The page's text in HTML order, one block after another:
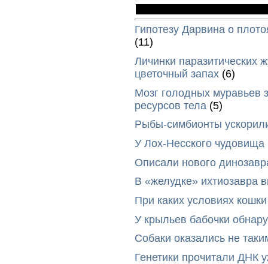
Гипотезу Дарвина о
(11)
Личинки паразитических
цветочный запах (6)
Мозг голодных муравьев
ресурсов тела (5)
Рыбы-симбионты
У Лох-Несского
Описали нового
В «желудке» ихтиозавра
При каких условиях
У крыльев бабочки
Собаки оказались не
Генетики прочитали ДНК